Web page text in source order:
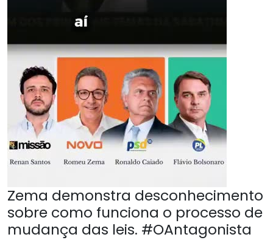
Zema demonstra desconhecimento
sobre como funciona o processo de
mudança das leis. #OAntagonista